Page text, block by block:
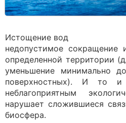
Истощение вод
недопустимое сокращение
определенной территории
уменьшение минимально
поверхностных). И то
неблагоприятным
нарушает сложившиеся
биосфера.